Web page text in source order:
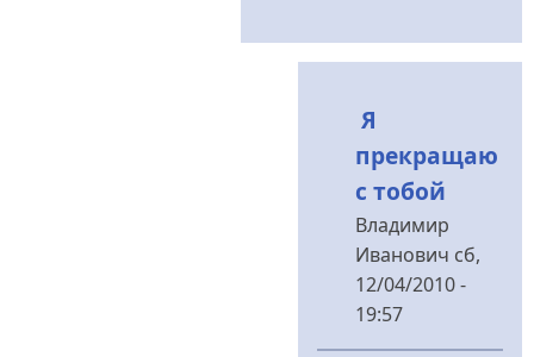
Я
прекращаю
с тобой
Владимир
Иванович сб,
12/04/2010 -
19:57
У